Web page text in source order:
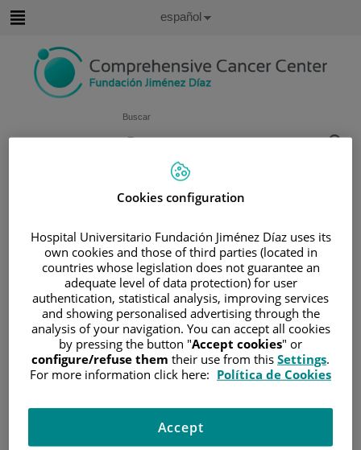
contenido
Buscar
Idioma
Español
ÁREA DEL PACIENTE
SOBRE EL CÁNCER
/TIPOS DE CÁNCER
/ÁREA DE CÁNCER DE PULMÓN
DIAGNÓSTICO
/ESTADIFICACIÓN Y GRADACIÓN
Estadificación y gradación
La estatificación de un cáncer describe su tamaño y
conocimiento del estadio ayuda a los médicos a decidir el
mejor tratamiento.
Cookies configuration
Hospital Universitario Fundación Jiménez Díaz uses its
own cookies and those of third parties (located in
countries whose legislation does not guarantee an
adequate level of data protection) for user
authentication, statistical analysis, improving services
and showing personalised advertising through the
analysis of your navigation. You can accept all cookies
by pressing the button "Accept cookies" or
configure/refuse them their use from this Settings.
For more information click here: Política de Cookies
Accept